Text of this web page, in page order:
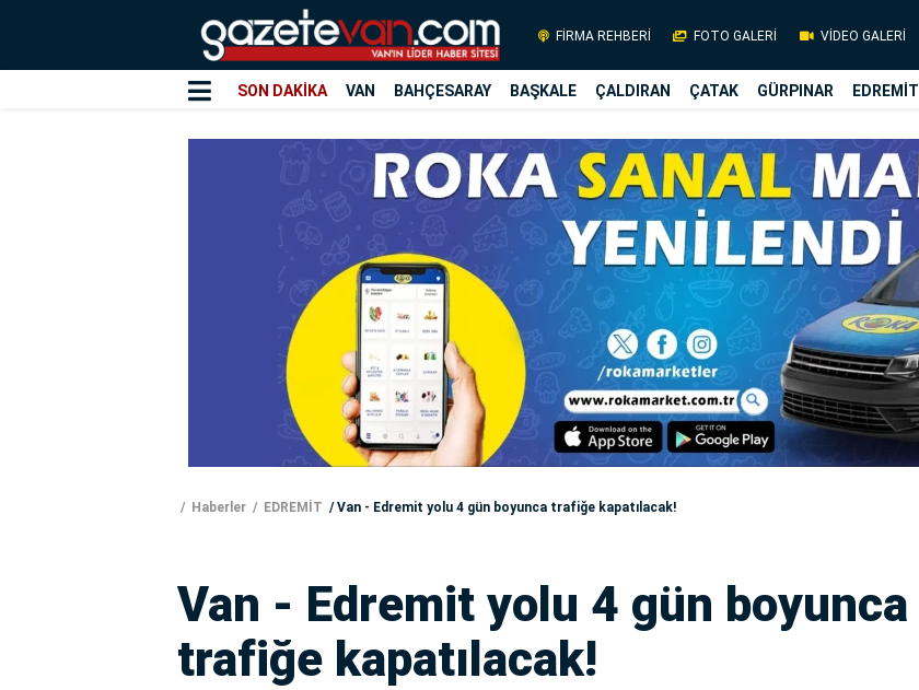
FİRMA REHBERİ FOTO GALERİ VİDEO GALERİ
SON DAKİKA VAN BAHÇESARAY BAŞKALE ÇALDIRAN ÇATAK GÜRPINAR EDREMİT
Haberler EDREMİT Van - Edremit yolu 4 gün boyunca trafiğe kapatılacak!
Van - Edremit yolu 4 gün boyunca
trafiğe kapatılacak!